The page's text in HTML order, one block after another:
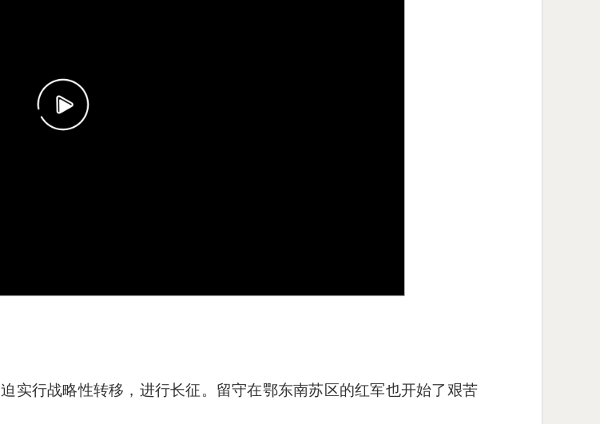
实行战略性转移，进行长征。留守在鄂东南苏区的红军也开始了艰苦